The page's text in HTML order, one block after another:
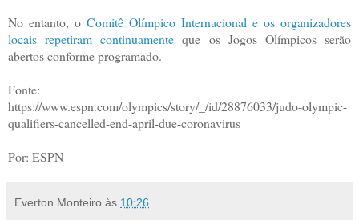
No entanto, o Comitê Olímpico Internacional e os organizadores
locais repetiram continuamenteque os Jogos Olímpicos serão
abertos conforme programado.
Fonte:
https://www.espn.com/olympics/story/_/id/28876033/judo-olympic-
qualifiers-cancelled-end-april-due-coronavirus
Por: ESPN
Everton Monteiro às 10:26